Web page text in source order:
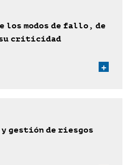
los modos de fallo, de
su criticidad
+
y gestión de riesgos